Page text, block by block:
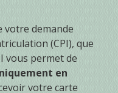
votre demande
(CPI), que
vous permet de
en
votre carte